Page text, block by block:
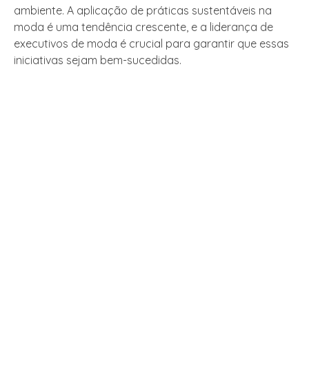
ambiente. A aplicação de práticas sustentáveis na
moda é uma tendência crescente, e a liderança de
executivos de moda é crucial para garantir que essas
iniciativas sejam bem-sucedidas.